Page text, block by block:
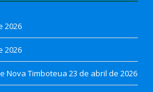
2026
2026
Nova Timboteua 23 de abril de 2026